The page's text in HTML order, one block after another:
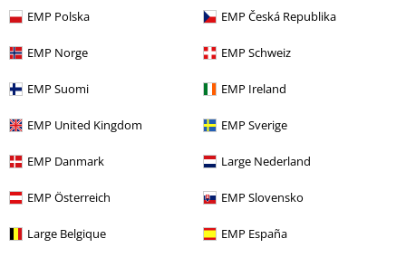
EMP Polska EMP Česká Republika
EMP Norge EMP Schweiz
EMP Suomi EMP Ireland
EMP United Kingdom EMP Sverige
EMP Danmark Large Nederland
EMP Österreich EMP Slovensko
Large Belgique EMP España
Digipack
Plecak